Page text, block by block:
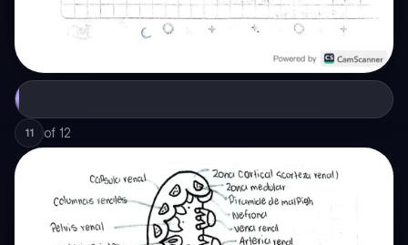
11 of 12